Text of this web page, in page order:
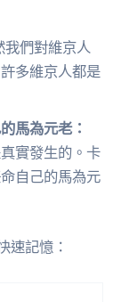
我們對維京人
多維京人都是
馬為元老：
實發生的。卡
自己的馬為元
速記憶：